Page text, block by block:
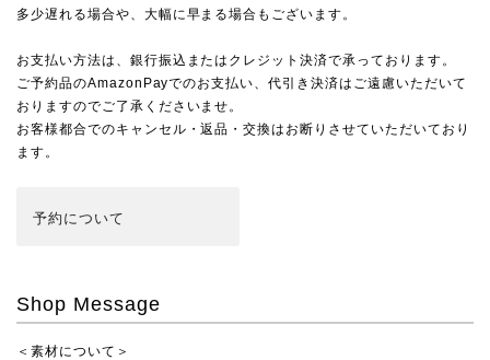
多少遅れる場合や、大幅に早まる場合もございます。
お支払い方法は、銀行振込またはクレジット決済で承っております。
ご予約品のAmazonPayでのお支払い、代引き決済はご遠慮いただいて
おりますのでご了承くださいませ。
お客様都合でのキャンセル・返品・交換はお断りさせていただいており
ます。
予約 について
Shop Message
＜素材について＞